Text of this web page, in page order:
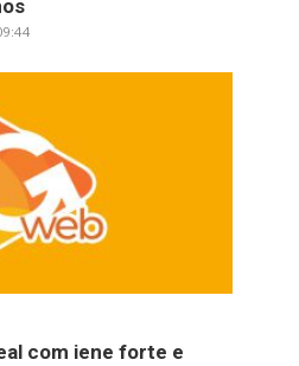
com iene forte e